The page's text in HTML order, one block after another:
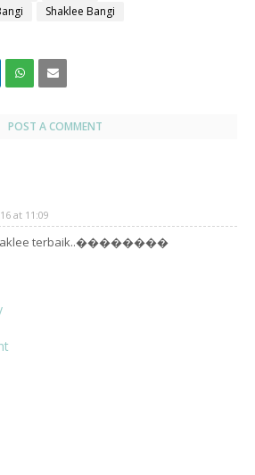
Shaklee Bangi
POST A COMMENT
at 11:09
terbaik..��������